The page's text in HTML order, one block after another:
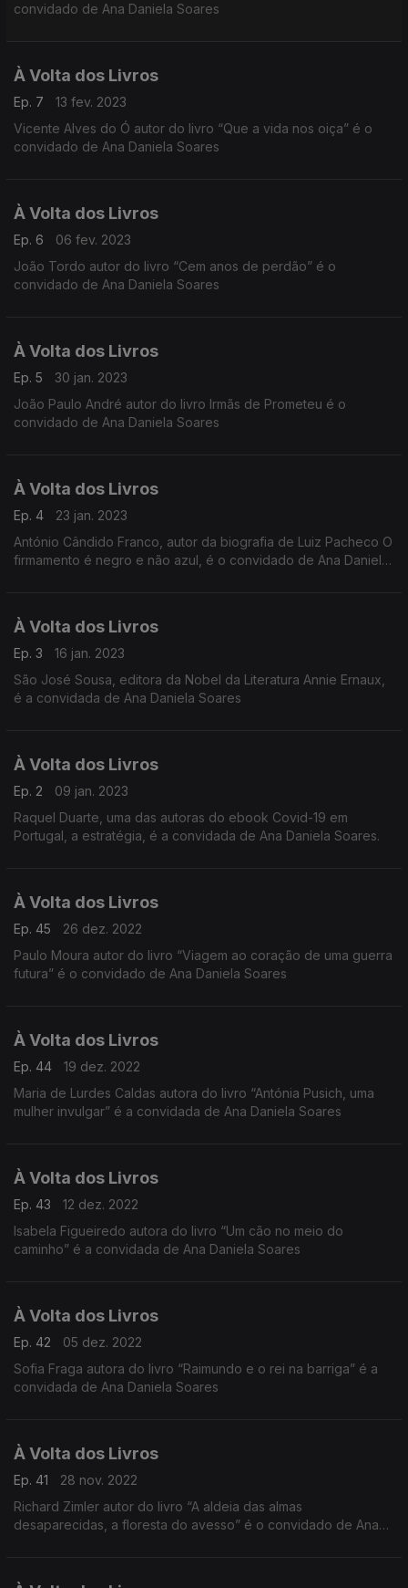
convidado de Ana Daniela Soares
À Volta dos Livros
Ep. 7
13 fev. 2023
Vicente Alves do Ó autor do livro “Que a vida nos oiça” é o
convidado de Ana Daniela Soares
À Volta dos Livros
Ep. 6
06 fev. 2023
João Tordo autor do livro “Cem anos de perdão” é o
convidado de Ana Daniela Soares
À Volta dos Livros
Ep. 5
30 jan. 2023
João Paulo André autor do livro Irmãs de Prometeu é o
convidado de Ana Daniela Soares
À Volta dos Livros
Ep. 4
23 jan. 2023
António Cândido Franco, autor da biografia de Luiz Pacheco O
firmamento é negro e não azul, é o convidado de Ana Daniela
À Volta dos Livros
Ep. 3
16 jan. 2023
São José Sousa, editora da Nobel da Literatura Annie Ernaux,
é a convidada de Ana Daniela Soares
À Volta dos Livros
Ep. 2
09 jan. 2023
Raquel Duarte, uma das autoras do ebook Covid-19 em
Portugal, a estratégia, é a convidada de Ana Daniela Soares.
À Volta dos Livros
Ep. 45
26 dez. 2022
Paulo Moura autor do livro “Viagem ao coração de uma guerra
futura” é o convidado de Ana Daniela Soares
À Volta dos Livros
Ep. 44
19 dez. 2022
Maria de Lurdes Caldas autora do livro “Antónia Pusich, uma
mulher invulgar” é a convidada de Ana Daniela Soares
À Volta dos Livros
Ep. 43
12 dez. 2022
Isabela Figueiredo autora do livro “Um cão no meio do
caminho” é a convidada de Ana Daniela Soares
À Volta dos Livros
Ep. 42
05 dez. 2022
Sofia Fraga autora do livro “Raimundo e o rei na barriga” é a
convidada de Ana Daniela Soares
À Volta dos Livros
Ep. 41
28 nov. 2022
Richard Zimler autor do livro “A aldeia das almas
desaparecidas, a floresta do avesso” é o convidado de Ana